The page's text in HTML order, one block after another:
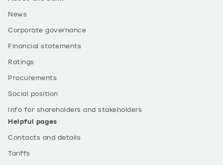
News
Corporate governance
Financial statements
Ratings
Procurements
Social position
Info for shareholders and stakeholders
Helpful pages
Contacts and details
Tariffs